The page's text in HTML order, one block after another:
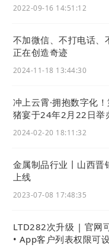
Policy 被设置为
来路只有 域名。
为了方便查看关键
情页、移动分享页
时，可以看到具体
2022-09-16 14:51:12
不加微信、不打电话、
正在创造奇迹
2024-11-18 13:44:30
冲上云霄·拥抱数字化
猪宴于24年2月22日举
2024-02-20 18:11:32
金属制品行业丨山西晋
上线
2023-07-08 17:48:35
LTD282次升级 | 官网
• App客户列表权限可